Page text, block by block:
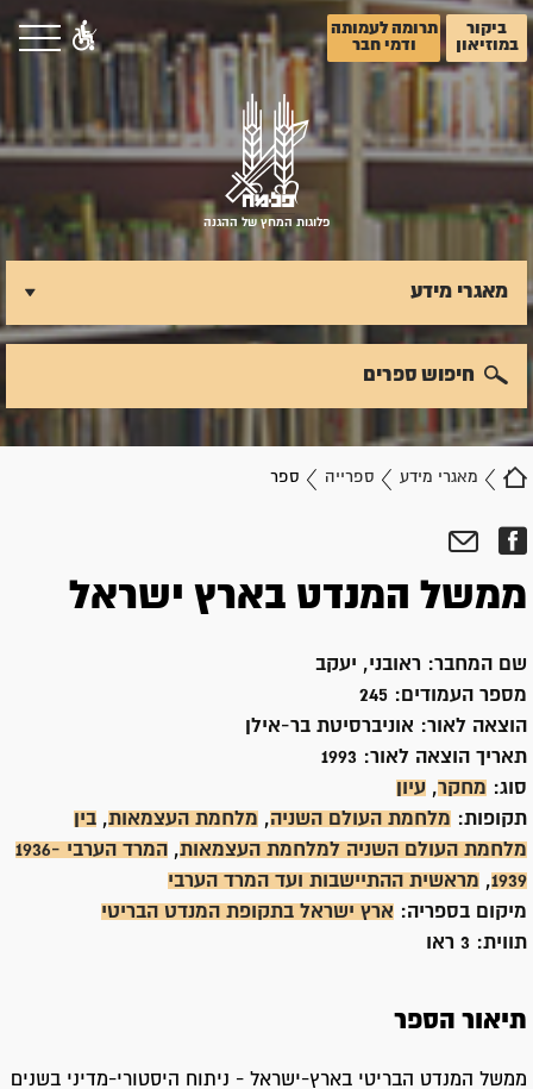
ביקור
במוזיאון
תרומה לעמותה
ודמי חבר
פלוגות המחץ של ההגנה
מאגרי מידע ספרייה ספר
מאגרי מידע
חיפוש ספרים
ממשל המנדט בארץ ישראל
שם המחבר: ראובני, יעקב
מספר העמודים: 245
הוצאה לאור: אוניברסיטת בר-אילן
תאריך הוצאה לאור:
סוג: מחקר, עיון
תקופות: מלחמת העולם השניה, מלחמת העצמאות, בין
מלחמת העולם השניה למלחמת העצמאות,
המרד הערבי 1936-
1939
, מראשית ההתיישבות ועד המרד הערבי
מיקום בספריה: ארץ ישראל בתקופת המנדט הבריטי
תווית: 3 ראו
תיאור הספר
ממשל המנדט הבריטי בארץ-ישראל - ניתוח היסטורי-מדיני בשנים